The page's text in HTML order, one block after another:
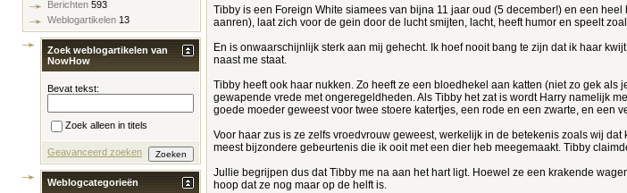
Tibby is een Foreign White siamees van bijna 11 jaar oud (5 december!) en een
aanren), laat zich voor de gein door de lucht smijten, lacht, heeft humor en speelt
En is onwaarschijnlijk sterk aan mij gehecht. Ik hoef nooit bang te zijn dat ik haar
naast me staat.
Tibby heeft ook haar nukken. Zo heeft ze een bloedhekel aan katten (niet zo gek
gewapende vrede met ongeregeldheden. Als Tibby het zat is wordt Harry namelijk
goede moeder geweest voor twee stoere katertjes, een rode en een zwarte, en een
Voor haar zus is ze zelfs vroedvrouw geweest, werkelijk in de betekenis zoals wij
meest bijzondere gebeurtenis die ik ooit met een dier heb meegemaakt. Tibby
Jullie begrijpen dus dat Tibby me na aan het hart ligt. Hoewel ze een krakende
hoop dat ze nog maar op de helft is.
Berichten 593
Weblogartikelen 13
Zoek weblogartikelen van
NowHow
Bevat tekst:
Zoek alleen in titels
Geavanceerd zoeken
Weblogcategorieën